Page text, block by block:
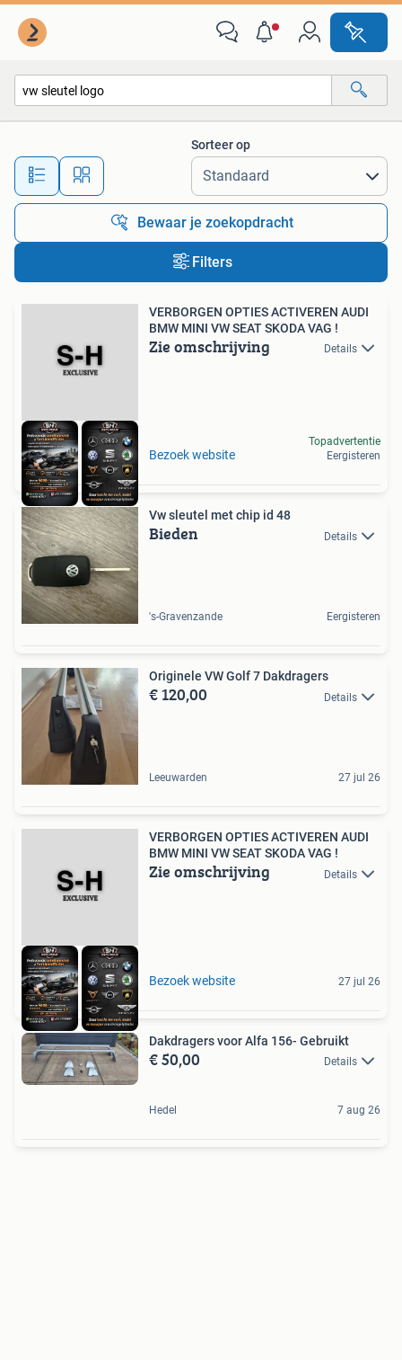
Alle afstanden…
Sorteer op
Bewaar je zoekopdracht
Filters
VERBORGEN OPTIES ACTIVEREN AUDI
BMW MINI VW SEAT SKODA VAG !
Zie omschrijving Details
Bezoek website
Topadvertentie
Eergisteren
Vw sleutel met chip id 48
Bieden Details
's-Gravenzande Eergisteren
Originele VW Golf 7 Dakdragers
€ 120,00 Details
Leeuwarden 27 jul 26
VERBORGEN OPTIES ACTIVEREN AUDI
BMW MINI VW SEAT SKODA VAG !
Zie omschrijving Details
Bezoek website 27 jul 26
Dakdragers voor Alfa 156- Gebruikt
€ 50,00 Details
Hedel 7 aug 26